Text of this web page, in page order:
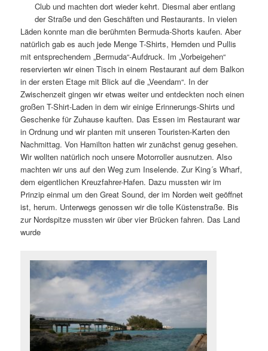
Club und machten dort wieder kehrt. Diesmal aber entlang
der Straße und den Geschäften und Restaurants. In vielen
Läden konnte man die berühmten Bermuda-Shorts kaufen. Aber
natürlich gab es auch jede Menge T-Shirts, Hemden und Pullis
mit entsprechendem „Bermuda“-Aufdruck. Im „Vorbeigehen“
reservierten wir einen Tisch in einem Restaurant auf dem Balkon
in der ersten Etage mit Blick auf die „Veendam“. In der
Zwischenzeit gingen wir etwas weiter und entdeckten noch einen
großen T-Shirt-Laden in dem wir einige Erinnerungs-Shirts und
Geschenke für Zuhause kauften. Das Essen im Restaurant war
in Ordnung und wir planten mit unseren Touristen-Karten den
Nachmittag. Von Hamilton hatten wir zunächst genug gesehen.
Wir wollten natürlich noch unsere Motorroller ausnutzen. Also
machten wir uns auf den Weg zum Inselende. Zur King´s Wharf,
dem eigentlichen Kreuzfahrer-Hafen. Dazu mussten wir im
Prinzip einmal um den Great Sound, der im Norden weit geöffnet
ist, herum. Unterwegs genossen wir die tolle Küstenstraße. Bis
zur Nordspitze mussten wir über vier Brücken fahren. Das Land
wurde